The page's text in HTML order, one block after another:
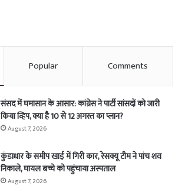
Popular Comments
संसद में घमासान के आसार: कांग्रेस ने पार्टी सांसदों को जारी
किया व्हिप, क्या है 10 से 12 अगस्त का प्लान?
August 7, 2026
कुंडाधार के समीप खाई में गिरी कार, रेसक्यू टीम ने पांच शव
निकाले, घायल बच्चे को पहुंचाया अस्पताल
August 7, 2026